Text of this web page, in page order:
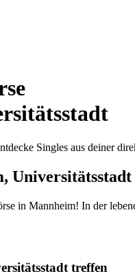
Singles aus deiner
Universitätsstadt
in Mannheim! In der
treffen